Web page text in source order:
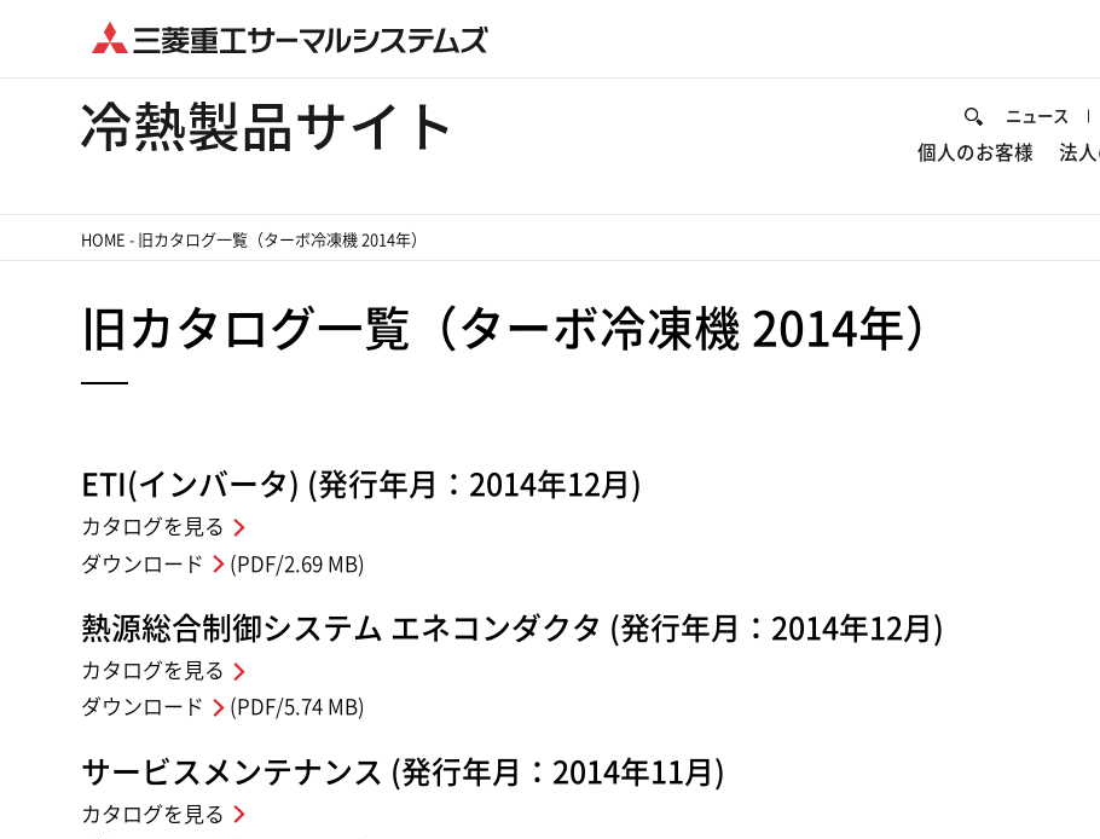
ニュース
個人のお客様 法
HOME - 旧カタログ一覧（ターボ冷凍機 2014年）
旧カタログ一覧（ターボ冷凍機 2014年）
ETI(インバータ) (発行年月：2014年12月)
カタログを見る
ダウンロード
(PDF/2.69 MB)
熱源総合制御システム エネコンダクタ (発行年月：2014年12月)
カタログを見る
ダウンロード
(PDF/5.74 MB)
サービスメンテナンス (発行年月：2014年11月)
カタログを見る